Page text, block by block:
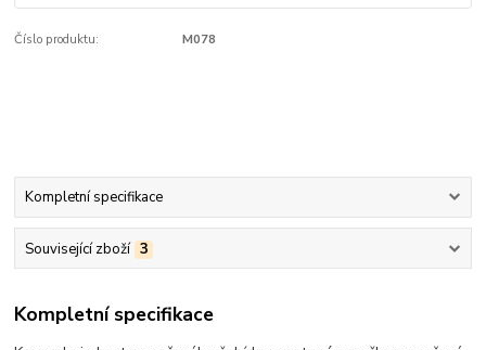
Číslo produktu: M078
Kompletní specifikace
Související zboží 3
Kompletní specifikace